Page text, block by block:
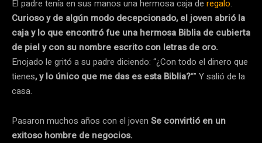
El padre tenía en sus manos una hermosa caja de regalo.
Curioso y de algún modo decepcionado, el joven abrió la
caja y lo que encontró fue una hermosa Biblia de cubierta
de piel y con su nombre escrito con letras de oro.
Enojado le gritó a su padre diciendo: “¿Con todo el dinero que
tienes, y lo único que me das es esta Biblia?“” Y salió de la
casa.
Pasaron muchos años con el joven Se convirtió en un
exitoso hombre de negocios.